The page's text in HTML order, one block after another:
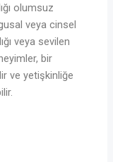
olumsuz
veya cinsel
veya sevilen
bir
ve yetişkinliğe